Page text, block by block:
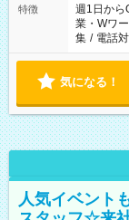
特徴 週1日から
業・Wワ
集 / 電話
気になる！
人気イベント